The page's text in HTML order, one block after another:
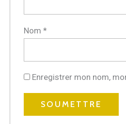
Nom*
Enregistrer mon nom,